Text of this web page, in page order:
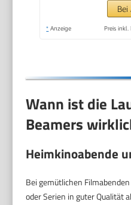
Bei
* Anzeige Preis inkl.
Wann ist die
Beamers
Heimkinoabende
Bei gemütlichen
oder Serien in guter Qualität